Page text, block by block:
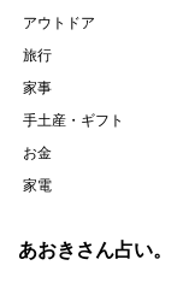
アウトドア
旅行
家事
手土産・ギフト
お金
家電
あおきさん占い。